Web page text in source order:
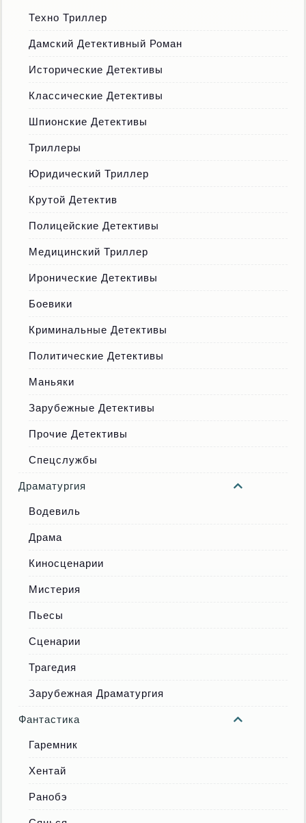
Техно Триллер
Дамский Детективный Роман
Исторические Детективы
Классические Детективы
Шпионские Детективы
Триллеры
Юридический Триллер
Крутой Детектив
Полицейские Детективы
Медицинский Триллер
Иронические Детективы
Боевики
Криминальные Детективы
Политические Детективы
Маньяки
Зарубежные Детективы
Прочие Детективы
Спецслужбы
Драматургия
Водевиль
Драма
Киносценарии
Мистерия
Пьесы
Сценарии
Трагедия
Зарубежная Драматургия
Фантастика
Гаремник
Хентай
Ранобэ